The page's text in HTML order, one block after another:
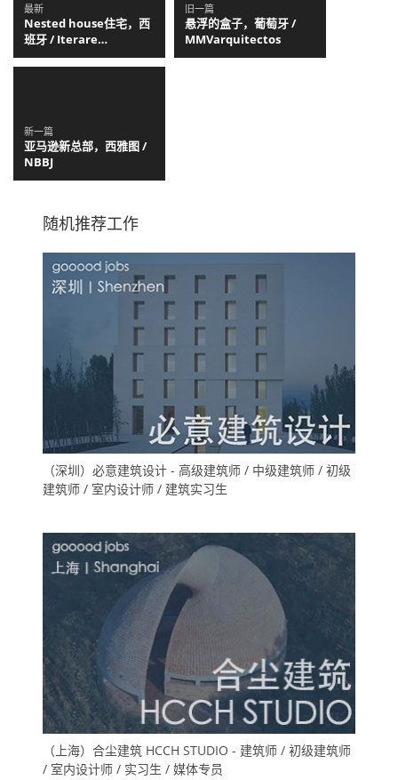
最新
Nested house住宅，西
班牙 / Iterare
arquitectos
旧一篇
悬浮的盒子，葡萄牙 /
MMVarquitectos
新一篇
亚马逊新总部，西雅图 /
NBBJ
随机推荐工作
（深圳）必意建筑设计 - 高级建筑师 / 中级建筑师 / 初级
建筑师 / 室内设计师 / 建筑实习生
（上海）合尘建筑 HCCH STUDIO - 建筑师 / 初级建筑师
/ 室内设计师 / 实习生 / 媒体专员